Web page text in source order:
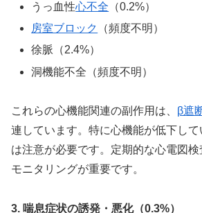
うっ血性心不全 （0.2%）
房室ブロック
（頻度不明）
徐脈（2.4%）
洞機能不全（頻度不明）
これらの心機能関連の副作用は、 β遮
連しています。特に心機能が低下し
は注意が必要です。定期的な心電図
モニタリングが重要です。
3. 喘息症状の誘発・悪化（0.3%）